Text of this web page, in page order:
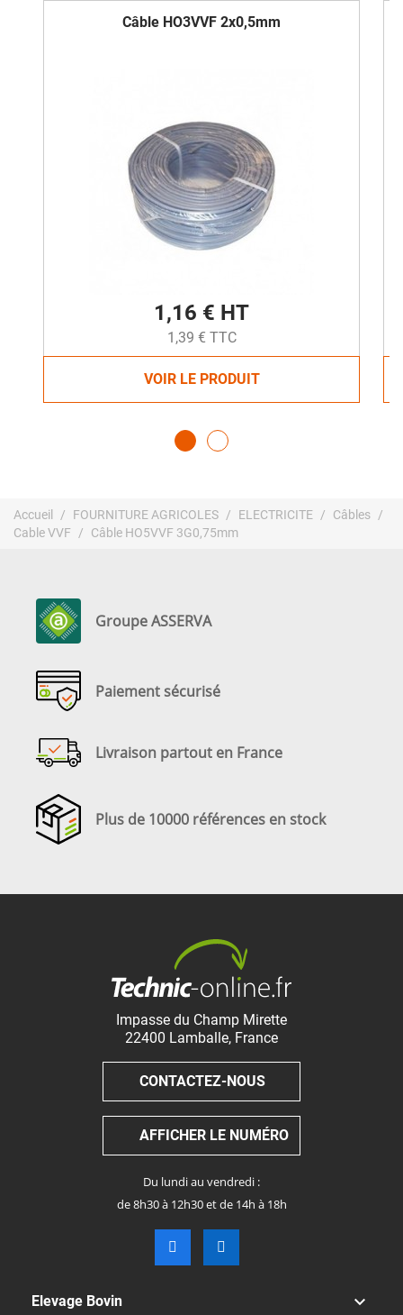
Câble HO3VVF 2x0,5mm
1,16 € HT
1,39 € TTC
VOIR LE PRODUIT
Accueil FOURNITURE AGRICOLES ELECTRICITE
Câbles
Cable VVF
Câble HO5VVF 3G0,75mm
Groupe ASSERVA
Paiement sécurisé
Livraison partout en France
Plus de 10000 références en stock
Impasse du Champ Mirette
22400 Lamballe, France
CONTACTEZ-NOUS
AFFICHER LE NUMÉRO
Du lundi au vendredi :
de 8h30 à 12h30 et de 14h à 18h
Elevage Bovin 